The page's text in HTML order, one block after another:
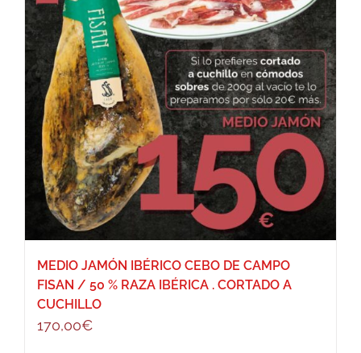
MEDIO JAMÓN IBÉRICO CEBO DE CAMPO
FISAN / 50 % RAZA IBÉRICA . CORTADO A
CUCHILLO
170,00€